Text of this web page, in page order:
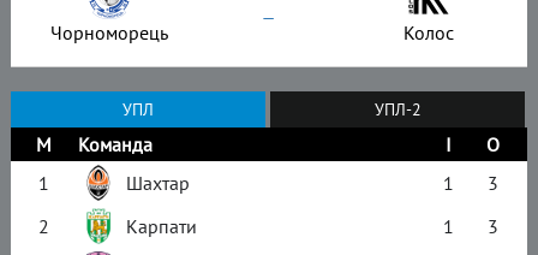
Чорноморець – Колос
УПЛ УПЛ-2
М Команда І
О
1
Шахтар 1
3
2
Карпати 1
3